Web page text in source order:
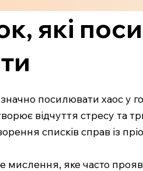
які
посилювати хаос у
відчуття стресу та
списків справ із
мислення, яке часто